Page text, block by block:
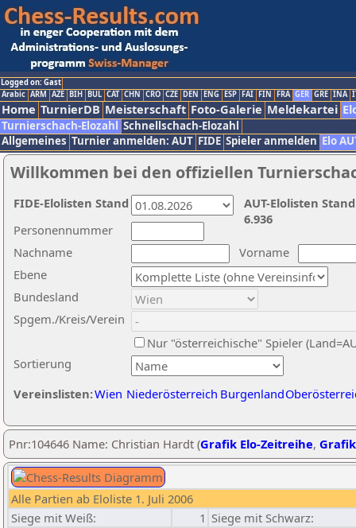
Logged on: Gast
Arabic ARM AZE BIH BUL CAT CHN CRO CZE DEN ENG ESP FAI FIN FRA GER GRE INA
Home TurnierDB Meisterschaft Foto-Galerie Meldekartei
Turnierschach-Elozahl Schnellschach-Elozahl
Allgemeines Turnier anmelden: AUT FIDE Spieler anmelden Elo
Willkommen bei den offiziellen
Nachname
Vorname
Ebene
Sortierung
Personennummer
Bundesland
Spgem./Kreis/Verein
Nur "österreichische" Spieler
Vereinslisten:Wien Niederösterreich Burgenland
AUT-Elolisten
6.936
FIDE-Elolisten Stand
Pnr:104646 Name: Christian Hardt (Grafik Elo-Zeitreihe,
Alle Partien ab Eloliste 1. Juli 2006
Siege mit Weiß:
1 Siege mit Schwarz: